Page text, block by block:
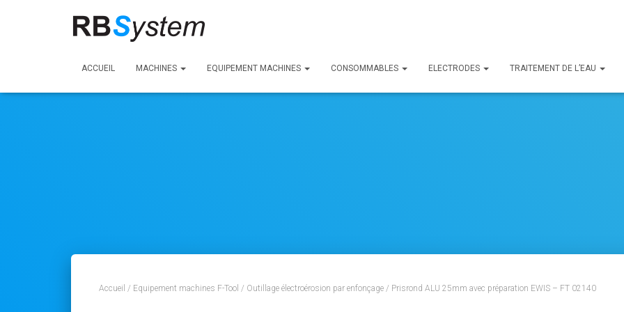
ACCUEIL MACHINES EQUIPEMENT MACHINES CONSOMMABLES ELECTRODES TRAITEMENT DE L’EAU
Accueil / Equipement machines F-Tool / Outillage électroérosion par enfonçage / Prisrond ALU 25mm avec préparation EWIS – FT 02140